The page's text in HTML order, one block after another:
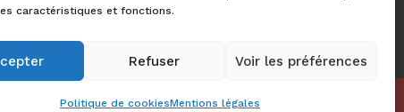
caractéristiques et fonctions.
Refuser Voir les préférences
Politique de cookiesMentions légales
et charpente Beduer